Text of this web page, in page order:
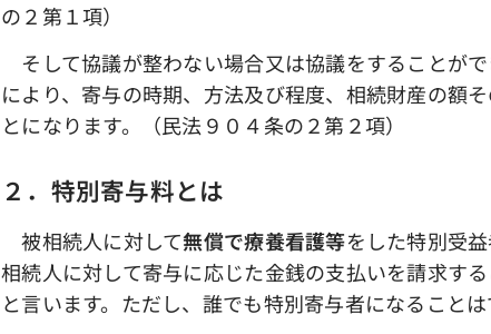
の２第１項）
そして協議が整わない場合又は協議をすることが
により、寄与の時期、方法及び程度、相続財産の額
とになります。（民法９０４条の２第２項）
２．特別寄与料とは
被相続人に対して無償で療養看護等をした特別受
相続人に対して寄与に応じた金銭の支払いを請求す
と言います。ただし、誰でも特別寄与者になることは